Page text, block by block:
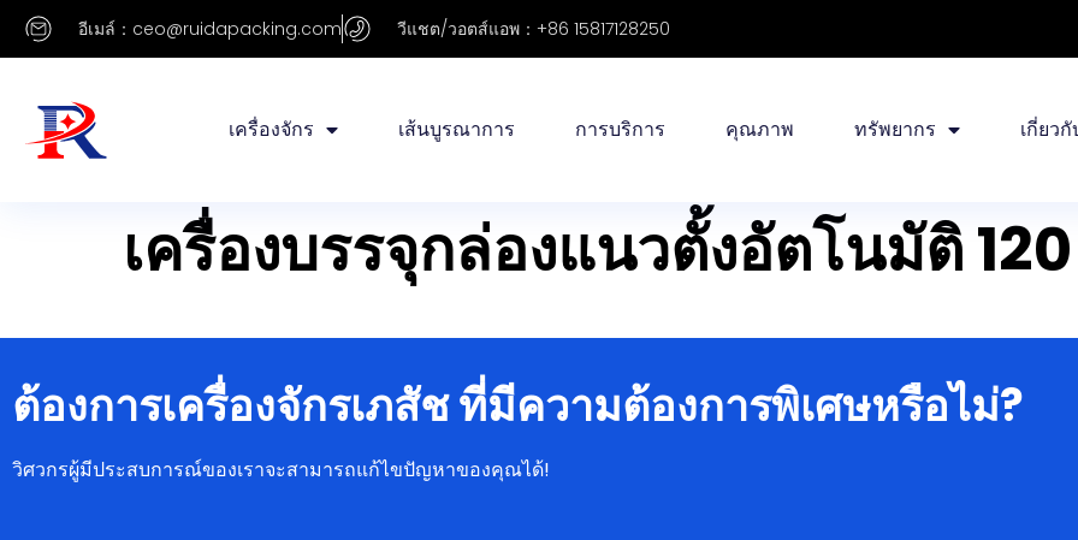
อีเมล์：ceo@ruidapacking.com วีแชต/วอตส์แอพ：+86 15817128250
เครื่องจักร เส้นบูรณาการ การบริการ คุณภาพ ทรัพยากร เกี่ยวกั
เครื่องบรรจุกล่องแนวตั้งอัตโนมัติ
ต้องการเครื่องจักรเภสัช ที่มีความต้องการพิเศษหรือไม่?
วิศวกรผู้มีประสบการณ์ของเราจะสามารถแก้ไขปัญหาของคุณได้!